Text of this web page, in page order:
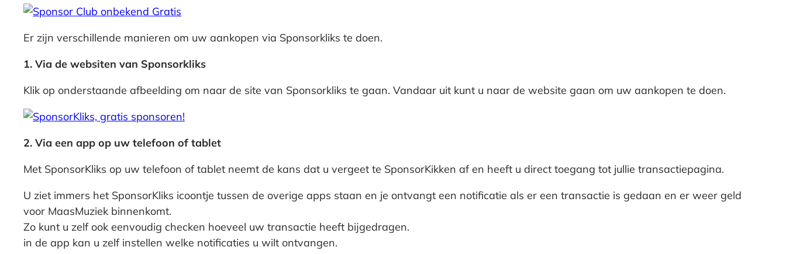
Er zijn verschillende manieren om uw aankopen via Sponsorkliks te doen.
1. Via de websiten van Sponsorkliks
Klik op onderstaande afbeelding om naar de site van Sponsorkliks te gaan. Vandaar uit kunt u naar de website gaan om uw aankopen te doen.
2. Via een app op uw telefoon of tablet
Met SponsorKliks op uw telefoon of tablet neemt de kans dat u vergeet te SponsorKikken af en heeft u direct toegang tot jullie transactiepagina.
U ziet immers het SponsorKliks icoontje tussen de overige apps staan en je ontvangt een notificatie als er een transactie is gedaan en er weer geld
voor MaasMuziek binnenkomt.
Zo kunt u zelf ook eenvoudig checken hoeveel uw transactie heeft bijgedragen.
in de app kan u zelf instellen welke notificaties u wilt ontvangen.